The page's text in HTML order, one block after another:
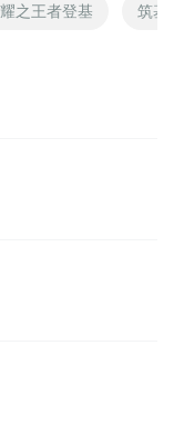
之王者登基 筑基